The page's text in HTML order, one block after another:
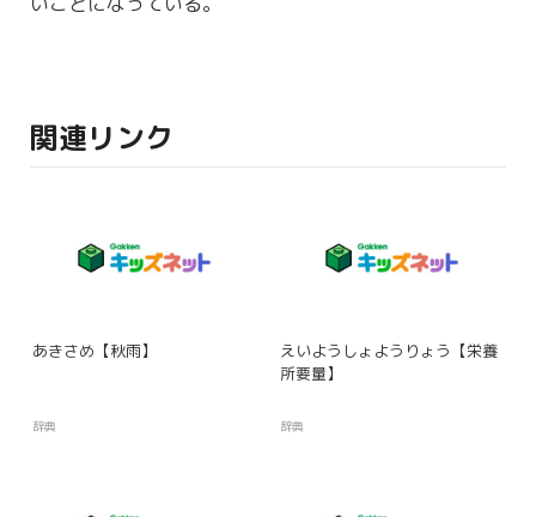
関連リンク
あきさめ【秋雨】
辞典
えいようしょようりょう【栄養
所要量】
辞典